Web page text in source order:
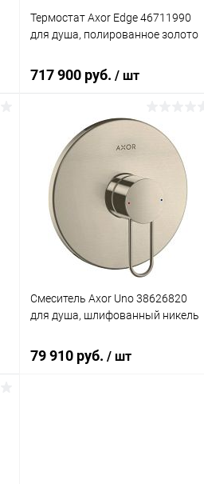
Термостат Axor Edge 46711990
для душа, полированное золото
717 900 руб. / шт
В корзину
Купить в 1 клик Сравнение
В избранное Под заказ
Смеситель Axor Uno 38626820
для душа, шлифованный никель
79 910 руб. / шт